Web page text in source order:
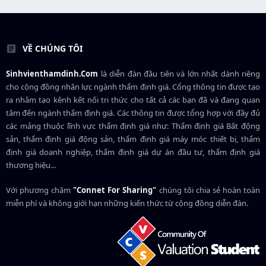
VỀ CHÚNG TÔI
Sinhvienthamdinh.Com là diễn đàn đầu tiên và lớn nhất dành riêng
cho cộng đồng nhân lực ngànhthẩm định giá. Cổng thông tin được tạo
ra nhằm tạo kênh kết nối tri thức cho tất cả các bạn đã và đang quan
tâm đến ngành thẩm định giá. Các thông tin được tổng hợp với đầy đủ
các mảng thuộc lĩnh vực thẩm định giá như: Thẩm định giá Bất động
sản, thẩm định giá động sản, thẩm định giá máy móc thiết bị, thẩm
định giá doanh nghiệp, thẩm định giá dự án đầu tư, thẩm định giá
thương hiệu...
Với phương châm"Connet For Sharing" chúng tôi chia sẻ hoàn toàn
miễn phí và không giới hạn những kiến thức từ cộng đồng diễn đàn.